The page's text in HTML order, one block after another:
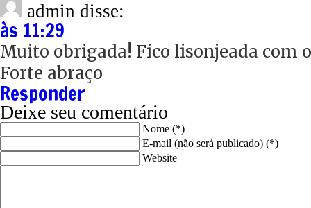
admin disse:
às 11:29
Muito obrigada! Fico lisonjeada com
Forte abraço
Responder
Deixe seu comentário
Nome (*)
E-mail (não será publicado) (*)
Website